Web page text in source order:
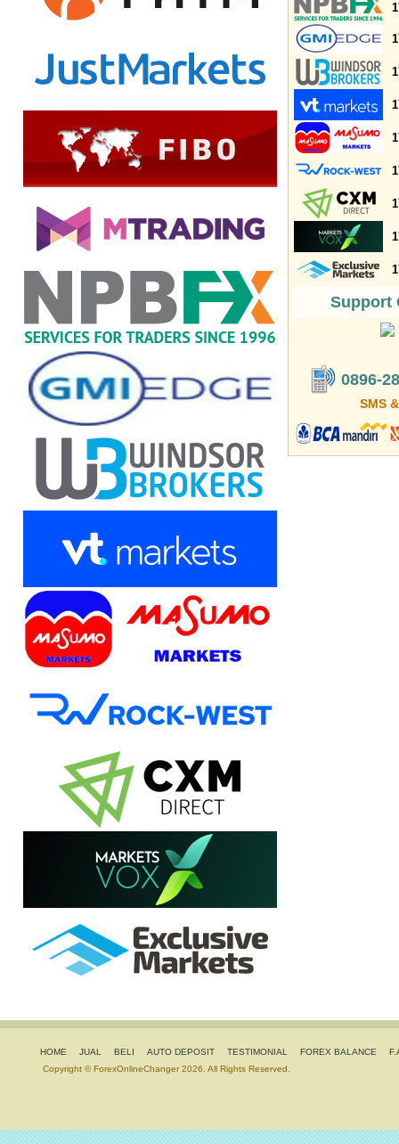
Support
0896-
SMS
HOME JUAL BELI AUTO DEPOSIT TESTIMONIAL FOREX BALANCE
Copyright © ForexOnlineChanger 2026. All Rights Reserved.